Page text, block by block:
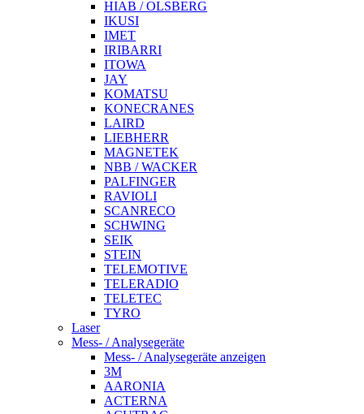
HIAB / OLSBERG
IKUSI
IMET
IRIBARRI
ITOWA
JAY
KOMATSU
KONECRANES
LAIRD
LIEBHERR
MAGNETEK
NBB / WACKER
PALFINGER
RAVIOLI
SCANRECO
SCHWING
SEIK
STEIN
TELEMOTIVE
TELERADIO
TELETEC
TYRO
Laser
Mess- / Analysegeräte
Mess- / Analysegeräte anzeigen
3M
AARONIA
ACTERNA